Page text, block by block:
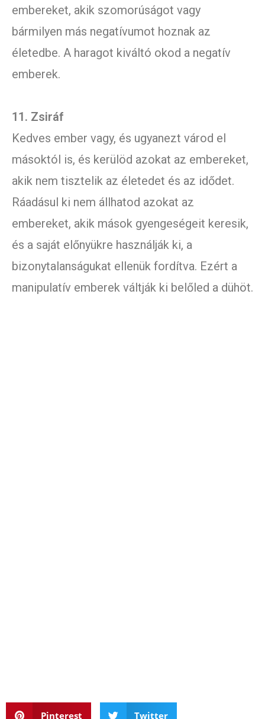
embereket, akik szomorúságot vagy
bármilyen más negatívumot hoznak az
életedbe. A haragot kiváltó okod a negatív
emberek.
11. Zsiráf
Kedves ember vagy, és ugyanezt várod el
másoktól is, és kerülöd azokat az embereket,
akik nem tisztelik az életedet és az idődet.
Ráadásul ki nem állhatod azokat az
embereket, akik mások gyengeségeit keresik,
és a saját előnyükre használják ki, a
bizonytalanságukat ellenük fordítva. Ezért a
manipulatív emberek váltják ki belőled a dühöt.
Pinterest Twitter